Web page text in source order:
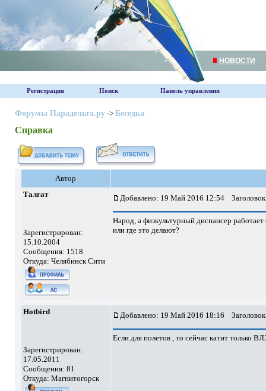
НОВОСТИ
Регистрация Поиск Панель управления
Форумы Парадельта.ру-> Беседка
Справка
Автор
Талгат
Зарегистрирован:
15.10.2004
Сообщения: 1518
Откуда: Челябинск Сити
Добавлено: 19 Май 2016 12:54
Народ, а физкультурный диспансер
или где это делают?
Hotbird
Зарегистрирован:
17.05.2011
Сообщения: 81
Откуда: Магнитогорск
Добавлено: 19 Май 2016 18:16
Если для полетов , то сейчас катит только